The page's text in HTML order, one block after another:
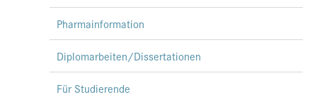
Pharmainformation
Diplomarbeiten/Dissertationen
Für Studierende